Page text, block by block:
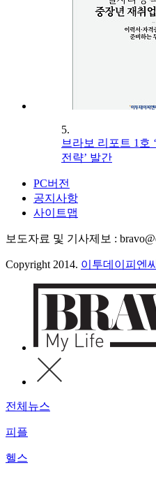
5.
브라보 리포트 1호
전략’ 발간
PC버전
공지사항
사이트맵
보도자료 및 기사제보 :
Copyright 2014. 이투데이피엔씨
전체뉴스
피플
헬스